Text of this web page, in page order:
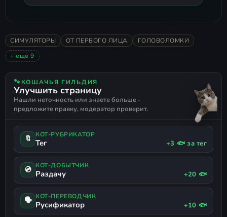
СИМУЛЯТОРЫ ОТ ПЕРВОГО ЛИЦА
ГОЛОВОЛОМКИ
ХОРРОР
СЮРРЕАЛИЗМ
80-Е
ФИЛОСОФСКАЯ РЕТРО
+ ещё 9
🐾КОШАЧЬЯ ГИЛЬДИЯ
Улучшить страницу
Нашли неточность или знаете больше -
предложите правку, модератор проверит.
🔖 КОТ-РУБРИКАТОР
Тег +3 🐟 за тег
💿 КОТ-ДОБЫТЧИК
Раздачу +20 🐟
🗣 КОТ-ПЕРЕВОДЧИК
Русификатор +10 🐟